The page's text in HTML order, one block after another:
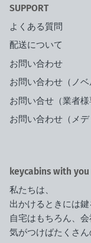
SUPPORT
よくある質問
配送について
お問い合わせ
お問い合わせ（ノベ
お問い合せ（業者様
お問い合わせ（メデ
keycabins with you
私たちは、
出かけるときには
自宅はもちろん、会
気がつけばたくさ